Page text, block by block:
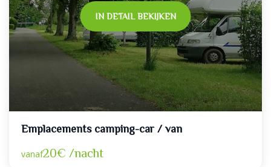
IN DETAIL BEKIJKEN
Emplacements camping-car / van
vanaf20€ /nacht